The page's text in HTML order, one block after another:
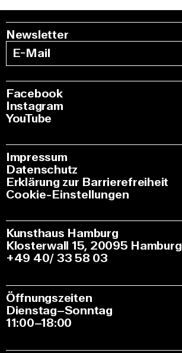
Newsletter
Facebook
Instagram
YouTube
Impressum
Datenschutz
Erklärung zur Barrierefreiheit
Cookie-Einstellungen
Kunsthaus Hamburg
Klosterwall 15, 20095 Hamburg
+49 40/ 33 58 03
Öffnungszeiten
Dienstag–Sonntag
11:00–18:00